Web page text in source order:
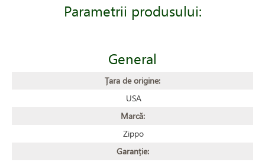
Parametrii produsului:
General
Țara de origine:
USA
Marcă:
Zippo
Garanție: